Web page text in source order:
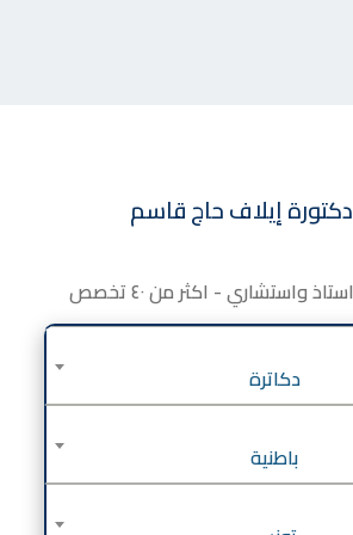
دكتورةإيلاف حاج قاسم
دكاترة
باطنية